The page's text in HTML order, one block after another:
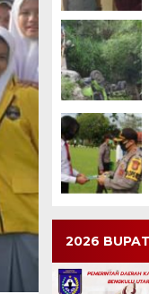
2026